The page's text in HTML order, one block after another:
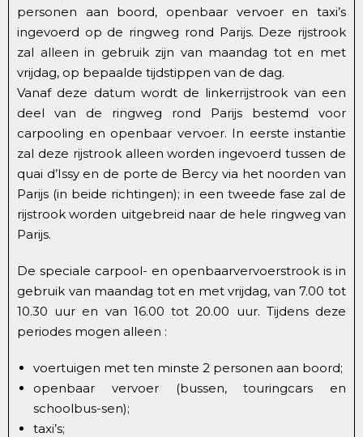
personen aan boord, openbaar vervoer en taxi’s
ingevoerd op de ringweg rond Parijs. Deze rijstrook
zal alleen in gebruik zijn van maandag tot en met
vrijdag, op bepaalde tijdstippen van de dag.
Vanaf deze datum wordt de linkerrijstrook van een
deel van de ringweg rond Parijs bestemd voor
carpooling en openbaar vervoer. In eerste instantie
zal deze rijstrook alleen worden ingevoerd tussen de
quai d’Issy en de porte de Bercy via het noorden van
Parijs (in beide richtingen); in een tweede fase zal de
rijstrook worden uitgebreid naar de hele ringweg van
Parijs.
De speciale carpool- en openbaarvervoerstrook is in
gebruik van maandag tot en met vrijdag, van 7.00 tot
10.30 uur en van 16.00 tot 20.00 uur. Tijdens deze
periodes mogen alleen :
voertuigen met ten minste 2 personen aan boord;
openbaar vervoer (bussen, touringcars en
schoolbus-sen);
taxi’s;